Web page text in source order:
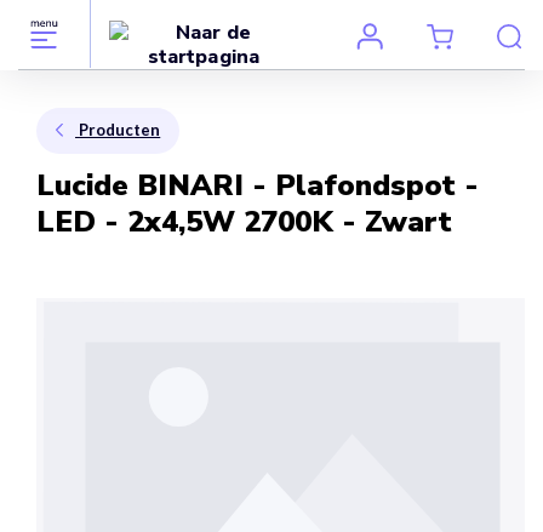
Producten
Lucide BINARI - Plafondspot -
LED - 2x4,5W 2700K - Zwart